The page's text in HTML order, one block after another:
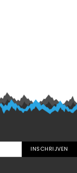
INSCHRIJVEN